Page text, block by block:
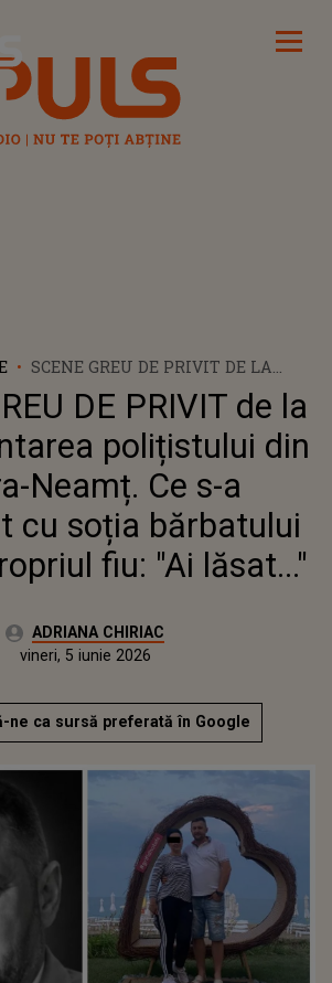
SCENE GREU DE PRIVIT DE LA
ÎNMORMÂNTAREA POLIȚISTULUI
DIN PIATRA-NEAMȚ. CE S-A
ÎNTÂMPLAT CU SOȚIA
BĂRBATULUI UCIS DE PROPRIUL
FIU: "AI LĂSAT..."
DE PRIVIT de la
polițistului din
Neamț. Ce s-a
cu soția bărbatului
fiu: "Ai lăsat..."
Autor:ADRIANA CHIRIAC
Actualizat:
vineri, 5 iunie 2026
ne ca sursă preferată în Google